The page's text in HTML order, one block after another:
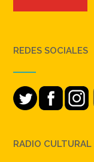
REDES SOCIALES
RADIO CULTURAL